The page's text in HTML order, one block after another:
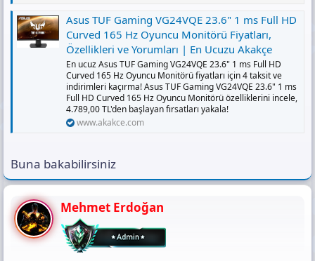
Asus TUF Gaming VG24VQE 23.6" 1 ms Full HD
Curved 165 Hz Oyuncu Monitörü Fiyatları,
Özellikleri ve Yorumları | En Ucuzu Akakçe
En ucuz Asus TUF Gaming VG24VQE 23.6" 1 ms Full HD
Curved 165 Hz Oyuncu Monitörü fiyatları için 4 taksit ve
indirimleri kaçırma! Asus TUF Gaming VG24VQE 23.6" 1 ms
Full HD Curved 165 Hz Oyuncu Monitörü özelliklerini incele,
4.789,00 TL'den başlayan fırsatları yakala!
www.akakce.com
Buna bakabilirsiniz
Mehmet Erdoğan